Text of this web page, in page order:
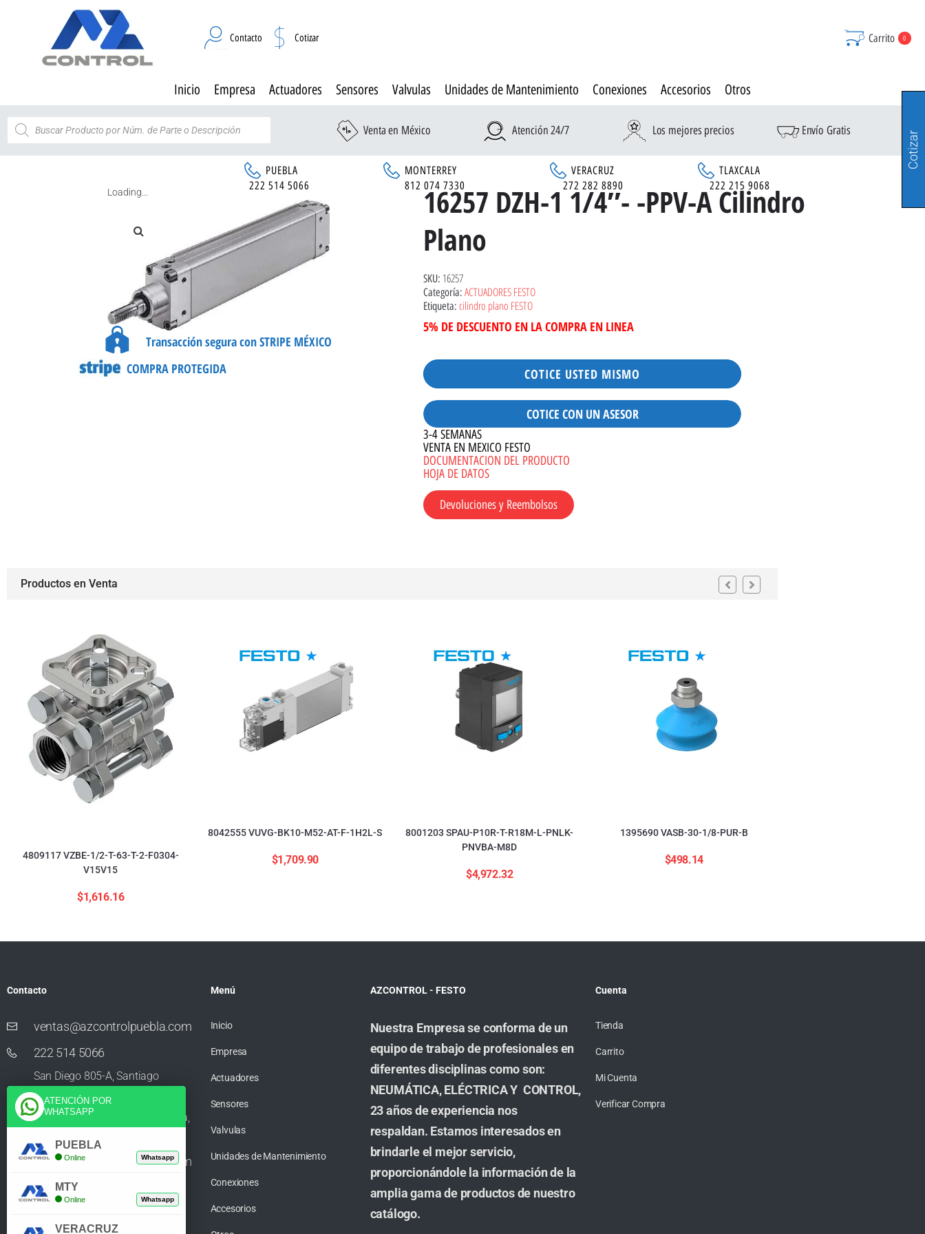
Contacto Cotizar Carrito 0
Inicio Empresa Actuadores Sensores Valvulas Unidades de Mantenimiento Conexiones Accesorios Otros
Venta en México Atención 24/7 Los mejores precios Envío Gratis
PUEBLA MONTERREY VERACRUZ
TLAXCALA
222 514 5066
812 074 7330 272 282 8890 222 215 9068
Loading...
Transacción segura con STRIPE MÉXICO
COMPRA PROTEGIDA
16257 DZH-1 1/4″- -PPV-A Cilindro
Plano
SKU: 16257
Categoría: ACTUADORES FESTO
Etiqueta: cilindro plano FESTO
5% DE DESCUENTO EN LA COMPRA EN LINEA
COTICE USTED MISMO
COTICE CON UN ASESOR
3-4 SEMANAS
VENTA EN MEXICO FESTO
DOCUMENTACION DEL PRODUCTO
HOJA DE DATOS
Devoluciones y Reembolsos
Productos en Venta
4809117 VZBE-1/2-T-63-T-2-F0304-
V15V15
$1,616.16
8042555 VUVG-BK10-M52-AT-F-1H2L-S
$1,709.90
8001203 SPAU-P10R-T-R18M-L-PNLK-
PNVBA-M8D
$4,972.32
1395690 VASB-30-1/8-PUR-B
$498.14
Contacto
ventas@azcontrolpuebla.com
222 514 5066
San Diego 805-A, Santiago
Momoxpan, Residencial San
Diego los Sauces, 72750 Cholula,
Puebla
ventas@azcontrolpuebla.com
272 282 8890
Poniente. 7 469, Centro, 94370
Orizaba, Veracruz
Menú
Inicio
Empresa
Actuadores
Sensores
Valvulas
Unidades de Mantenimiento
Conexiones
Accesorios
AZCONTROL - FESTO
Nuestra Empresa se conforma de un
equipo de trabajo de profesionales en
diferentes disciplinas como son:
NEUMÁTICA, ELÉCTRICA Y CONTROL,
23 años de experiencia nos
respaldan. Estamos interesados en
brindarle el mejor servicio,
proporcionándole la información de la
amplia gama de productos de nuestro
catálogo.
Cuenta
Tienda
Carrito
Mi Cuenta
Verificar Compra
Cotizar
ATENCIÓN POR
WHATSAPP
PUEBLA
Online Whatsapp
MTY
Online Whatsapp
VERACRUZ